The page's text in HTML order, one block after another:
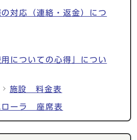
対応（連絡・返金）につ
用についての心得」につい
施設 料金表
ローラ 座席表